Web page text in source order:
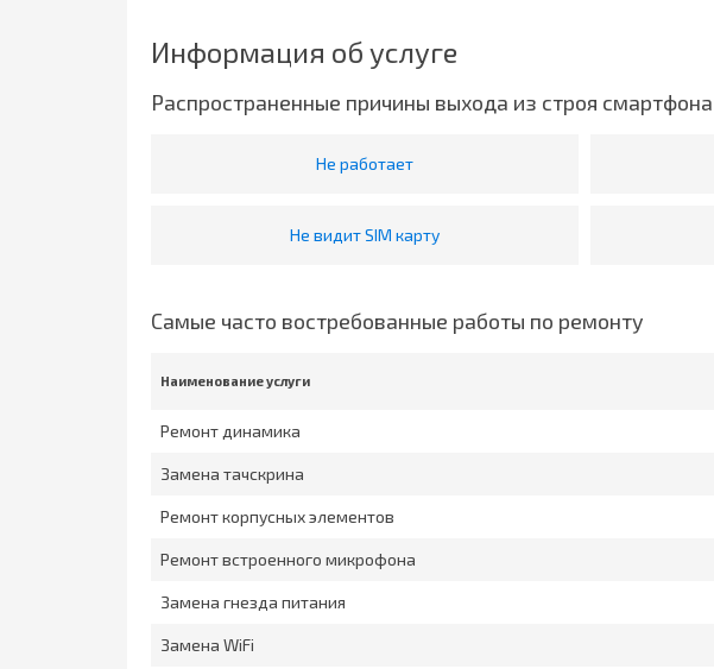
Информация об услуге
Распространенные причины выхода из строя смартфона
Не работает
Не видит SIM карту
Самые часто востребованные работы по ремонту
Наименование услуги
Ремонт динамика
Замена тачскрина
Ремонт корпусных элементов
Ремонт встроенного микрофона
Замена гнезда питания
Замена WiFi